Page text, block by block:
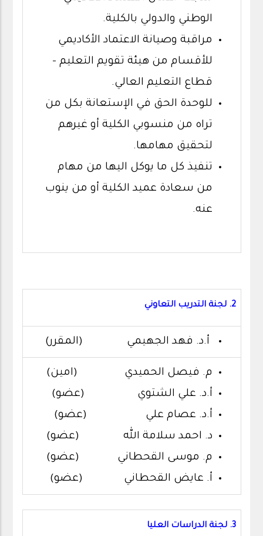
الوطني والدولي بالكلية.
مراقبة وصيانة الاعتماد الأكاديمي
للأقسام من هيئة تقويم التعليم –
قطاع التعليم العالي.
للوحدة الحق في الإستعانة بكل من
تراه من منسوبي الكلية أو غيرهم
لتحقيق مهامها.
تنفيذ كل ما يوكل اليها من مهام
من سعادة عميد الكلية أو من ينوب
عنه.
2. لجنة التدريب التعاوني
أ.د. فهد الجهيمي (المقرر)
م. فيصل الحميدي (امين)
أ.د. علي الشتوي (عضو)
أ.د. عصام علي (عضو)
د. احمد سلامة الله (عضو)
م. موسى القحطاني (عضو)
أ. عايض القحطاني (عضو)
3. لجنة الدراسات العليا